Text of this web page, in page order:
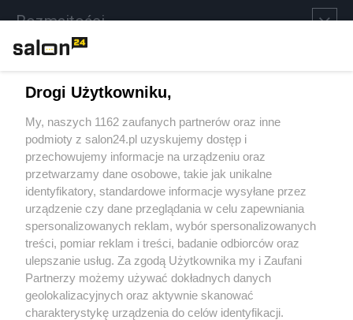
Rozmaitości
Sport
Społeczeństwo
Kultura
X Facebook Instagram Youtube
Drogi Użytkowniku,
My, naszych 1162 zaufanych partnerów oraz inne
podmioty z salon24.pl uzyskujemy dostęp i
przechowujemy informacje na urządzeniu oraz
przetwarzamy dane osobowe, takie jak unikalne
identyfikatory, standardowe informacje wysyłane przez
urządzenie czy dane przeglądania w celu zapewniania
spersonalizowanych reklam, wybór spersonalizowanych
treści, pomiar reklam i treści, badanie odbiorców oraz
ulepszanie usług. Za zgodą Użytkownika my i Zaufani
Partnerzy możemy używać dokładnych danych
geolokalizacyjnych oraz aktywnie skanować
charakterystykę urządzenia do celów identyfikacji.